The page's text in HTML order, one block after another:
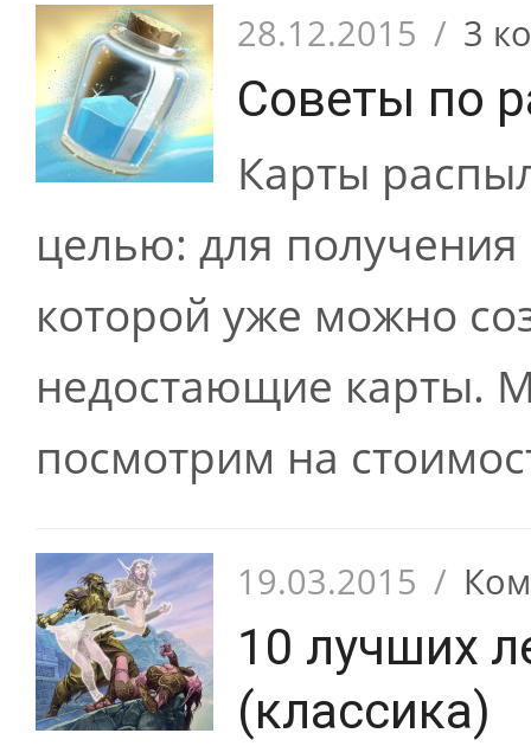
28.12.2015 / 3
Советы по
Карты
целью: для
которой уже можно
недостающие карты.
посмотрим на
19.03.2015 /
10 лучших
(классика)